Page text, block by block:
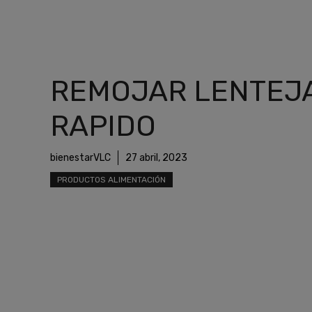
REMOJAR
RAPIDO
bienestarVLC 27 abril, 2023
PRODUCTOS ALIMENTACIÓN